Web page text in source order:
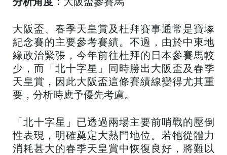
分析角度： 大阪盃參賽馬
大阪盃、春季天皇賞及杜拜賽事通常是寶塚
紀念賽的主要參考賽績。不過，由於中東地
緣政治緊張，今年前往杜拜的日本參賽馬較
少，而「北十字星」同時勝出大阪盃及春季
天皇賞，因此大阪盃這條賽績線變得尤其重
要，分析時應予優先考慮。
「北十字星」已透過兩場主要前哨戰的壓倒
性表現，明確奠定大熱門地位。若牠從體力
消耗甚大的春季天皇賞中恢復良好，將難以